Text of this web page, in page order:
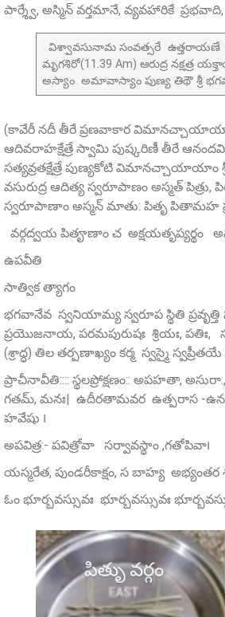
పార్శ్వే, అస్మిన్ వర్తమానే, వ్యవహారికే
విశ్వావసునామ సంవత్సరే
మృగశిరో(11.39 Am) ఆరుద్ర నక్షత్ర
అస్యాం అమావాస్యాం పుణ్య తిథౌ శ్రీ
(కావేరీ నదీ తీరే ప్రణవాకార విమానచ్చాయాయాం
ఆదివరాహక్షేత్రే స్వామి పుష్కరిణీ తీరే
సత్యవ్రతక్షేత్రే పుణ్యకోటి విమానచ్చాయాయాం
వసురుద్ర ఆదిత్య స్వరూపాణం అస్మత్‌
స్వరూపాణాం అస్మన్ మాతు: పితృ
వర్గద్వయ పితౄణాం చ అక్షయతృప్యర్థం
ఉపవీతి
సాత్విక త్యాగం
భగవానేవ స్వనియామ్య స్వరూప స్థితి
ప్రయొజనాయ, పరమపురుషః శ్రియః, పతిః,
(శ్రాద్ధ) తిల తర్పణాఖ్యం కర్మ స్వస్మై
ప్రాచీనావీతి:::: స్థలప్రోక్షణం:: అపహతా,
గతమ్‌, మనః| ఉదీరతామవర ఉత్పరాస -
హవేషు ౹
అపవిత్ర:- పవిత్రోవా సర్వావస్థాం ,గతోపివా౹
యస్మరేత, పుండరీకాక్షం, స బాహ్య అభ్యంతర
ఓం భూర్బవస్సువః భూర్బవస్సువః